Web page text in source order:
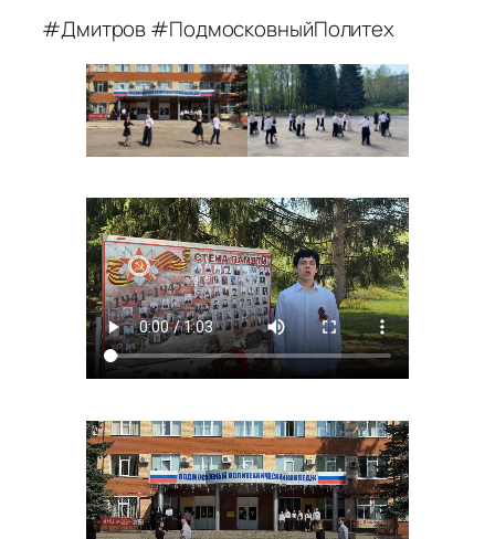
#Дмитров #ПодмосковныйПолитех